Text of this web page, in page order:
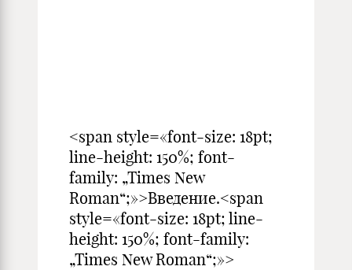
<span style=«font-size: 18pt;
line-height: 150%; font-
family: „Times New
Roman“;»>Введение.<span
style=«font-size: 18pt; line-
height: 150%; font-family:
„Times New Roman“;»>